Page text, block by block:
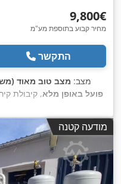
‏9,800 ‏€
מחיר קבוע בתוספת מע"מ
התקשר
מצב: מצב טוב מאוד
פועל באופן מלא, קיבולת
מודעה קטנה